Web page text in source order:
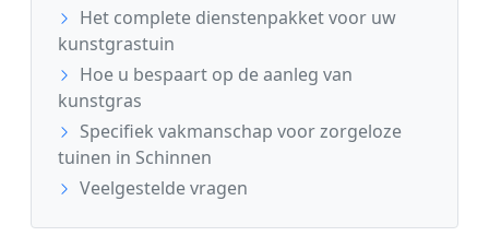
Het complete dienstenpakket voor uw
kunstgrastuin
Hoe u bespaart op de aanleg van
kunstgras
Specifiek vakmanschap voor zorgeloze
tuinen in Schinnen
Veelgestelde vragen